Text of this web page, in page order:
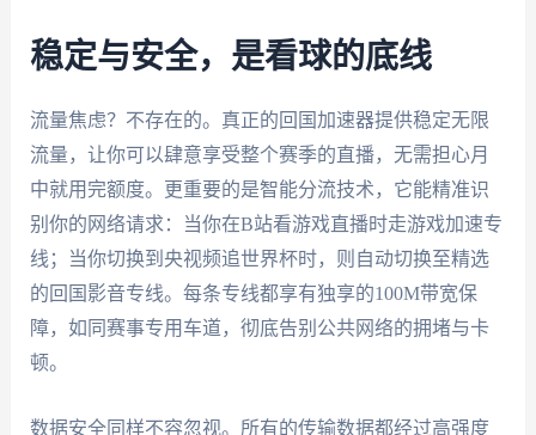
稳定与安全，是看球的底线
流量焦虑？不存在的。真正的回国加速器提供稳定无限
流量，让你可以肆意享受整个赛季的直播，无需担心月
中就用完额度。更重要的是智能分流技术，它能精准识
别你的网络请求：当你在B站看游戏直播时走游戏加速专
线；当你切换到央视频追世界杯时，则自动切换至精选
的回国影音专线。每条专线都享有独享的100M带宽保
障，如同赛事专用车道，彻底告别公共网络的拥堵与卡
顿。
数据安全同样不容忽视。所有的传输数据都经过高强度